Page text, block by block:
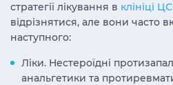
стратегії лікування в клініці
відрізнятися, але вони часто
наступного:
Ліки. Нестероїдні
анальгетики та